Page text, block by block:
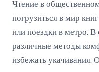
Чтение в
погрузиться в мир
или поездки в метро. В
различные методы
избежать укачивания.